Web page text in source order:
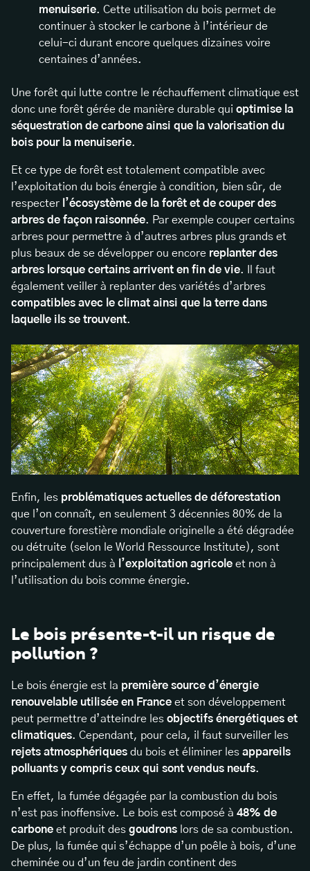
menuiserie. Cette utilisation du bois permet de
continuer à stocker le carbone à l’intérieur de
celui-ci durant encore quelques dizaines voire
centaines d’années.
Une forêt qui lutte contre le réchauffement climatique est
donc une forêt gérée de manière durable qui optimise la
séquestration de carbone ainsi que la valorisation du
bois pour la menuiserie.
Et ce type de forêt est totalement compatible avec
l’exploitation du bois énergie à condition, bien sûr, de
respecter l’écosystème de la forêt et de couper des
arbres de façon raisonnée. Par exemple couper certains
arbres pour permettre à d’autres arbres plus grands et
plus beaux de se développer ou encore replanter des
arbres lorsque certains arrivent en fin de vie. Il faut
également veiller à replanter des variétés d’arbres
compatibles avec le climat ainsi que la terre dans
laquelle ils se trouvent.
Enfin, les problématiques actuelles de déforestation
que l’on connaît, en seulement 3 décennies 80% de la
couverture forestière mondiale originelle a été dégradée
ou détruite (selon le World Ressource Institute), sont
principalement dus à
l’exploitation agricole et non à
l’utilisation du bois comme énergie.
Le bois présente-t-il un risque de
pollution ?
Le bois énergie est la première source d’énergie
renouvelable utilisée en France et son développement
peut permettre d’atteindre les objectifs énergétiques et
climatiques. Cependant, pour cela, il faut surveiller les
rejets atmosphériques du bois et éliminer les appareils
polluants y compris ceux qui sont vendus neufs.
En effet, la fumée dégagée par la combustion du bois
n’est pas inoffensive. Le bois est composé à 48% de
carbone et produit des goudrons lors de sa combustion.
De plus, la fumée qui s’échappe d’un poêle à bois, d’une
cheminée ou d’un feu de jardin continent des